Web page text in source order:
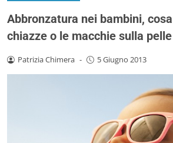
Abbronzatura nei bambini,
chiazze o le macchie sulla pelle
Patrizia Chimera - 5 Giugno 2013